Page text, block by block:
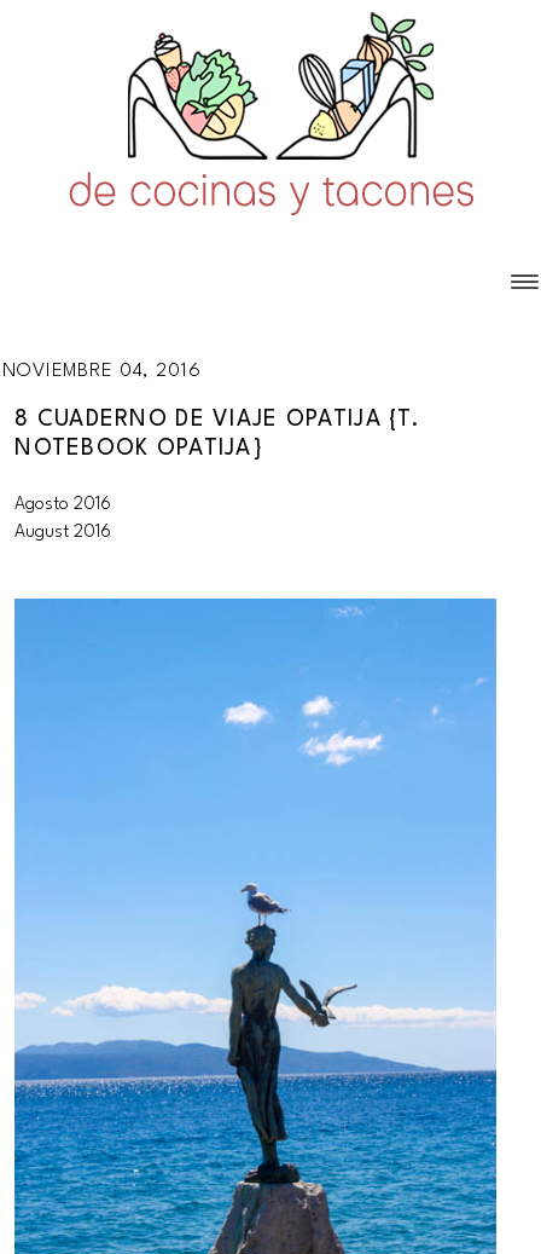
NOVIEMBRE 04, 2016
8 CUADERNO DE VIAJE OPATIJA {T.
NOTEBOOK OPATIJA}
Agosto 2016
August 2016